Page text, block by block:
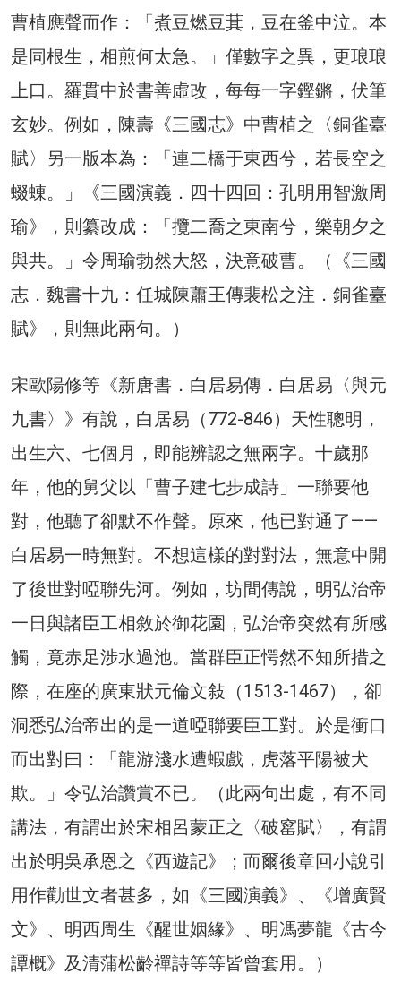
曹植應聲而作：「煮豆燃豆萁，豆在釜中泣。本
是同根生，相煎何太急。」僅數字之異，更琅琅
上口。羅貫中於書善虛改，每每一字鏗鏘，伏筆
玄妙。例如，陳壽《三國志》中曹植之〈銅雀臺
賦〉另一版本為：「連二橋于東西兮，若長空之
蝃蝀。」《三國演義．四十四回：孔明用智激周
瑜》，則纂改成：「攬二喬之東南兮，樂朝夕之
與共。」令周瑜勃然大怒，決意破曹。（《三國
志．魏書十九：任城陳蕭王傳裴松之注．銅雀臺
賦》，則無此兩句。）
宋歐陽修等《新唐書．白居易傳．白居易〈與元
九書〉》有說，白居易（772-846）天性聰明，
出生六、七個月，即能辨認之無兩字。十歲那
年，他的舅父以「曹子建七步成詩」一聯要他
對，他聽了卻默不作聲。原來，他已對通了——
白居易一時無對。不想這樣的對對法，無意中開
了後世對啞聯先河。例如，坊間傳說，明弘治帝
一日與諸臣工相敘於御花園，弘治帝突然有所感
觸，竟赤足涉水過池。當群臣正愕然不知所措之
際，在座的廣東狀元倫文敍（1513-1467），卻
洞悉弘治帝出的是一道啞聯要臣工對。於是衝口
而出對曰：「龍游淺水遭蝦戲，虎落平陽被犬
欺。」令弘治讚賞不已。（此兩句出處，有不同
講法，有謂出於宋相呂蒙正之〈破窰賦〉，有謂
出於明吳承恩之《西遊記》；而爾後章回小說引
用作勸世文者甚多，如《三國演義》、《增廣賢
文》、明西周生《醒世姻緣》、明馮夢龍《古今
譚概》及清蒲松齡禪詩等等皆曾套用。）